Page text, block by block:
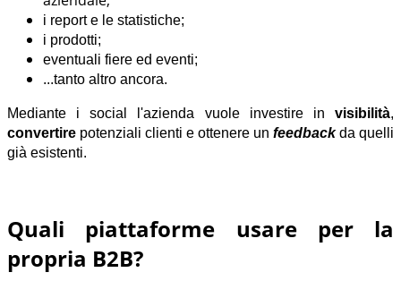
i report e le statistiche;
i prodotti;
eventuali fiere ed eventi;
...tanto altro ancora.
Mediante i social l'azienda vuole investire in visibilità,
convertire potenziali clienti e ottenere un feedbackda quelli
già esistenti.
Quali piattaforme usare per la
propria B2B?